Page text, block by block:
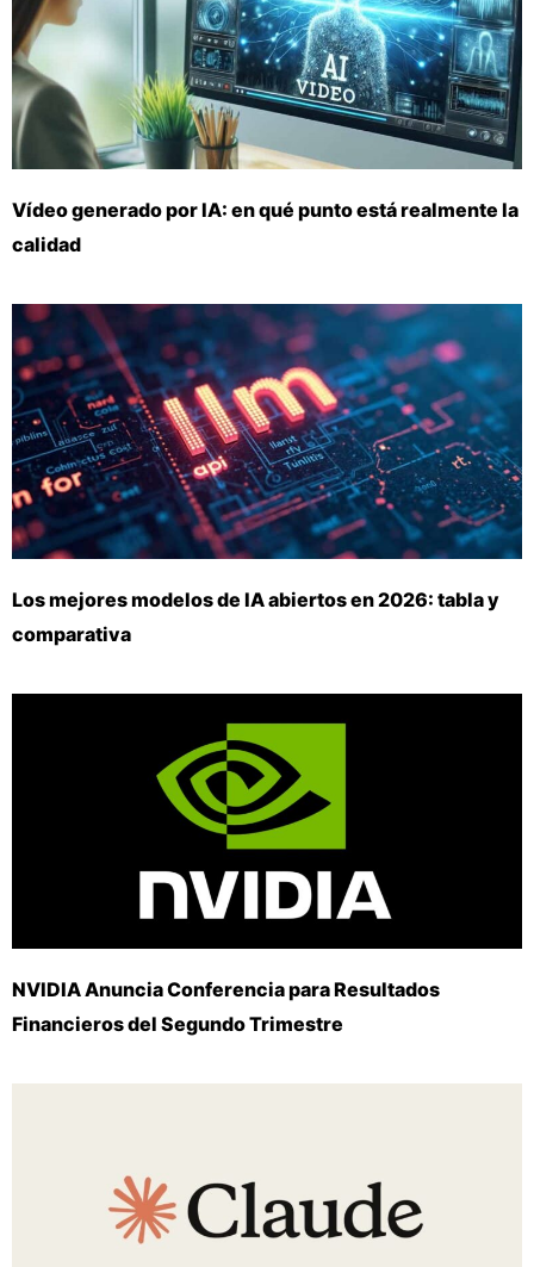
Vídeo generado por IA: en qué punto está realmente la
calidad
Los mejores modelos de IA abiertos en 2026: tabla y
comparativa
NVIDIA Anuncia Conferencia para Resultados
Financieros del Segundo Trimestre